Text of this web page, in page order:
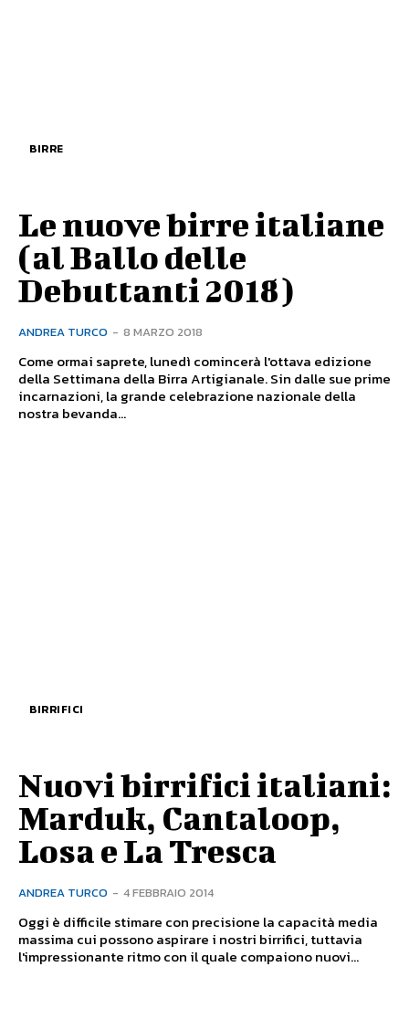
BIRRE
Le nuove birre italiane
(al Ballo delle
Debuttanti 2018)
ANDREA TURCO - 8 MARZO 2018
Come ormai saprete, lunedì comincerà l'ottava edizione
della Settimana della Birra Artigianale. Sin dalle sue prime
incarnazioni, la grande celebrazione nazionale della
nostra bevanda...
BIRRIFICI
Nuovi birrifici italiani:
Marduk, Cantaloop,
Losa e La Tresca
ANDREA TURCO - 4 FEBBRAIO 2014
Oggi è difficile stimare con precisione la capacità media
massima cui possono aspirare i nostri birrifici, tuttavia
l'impressionante ritmo con il quale compaiono nuovi...